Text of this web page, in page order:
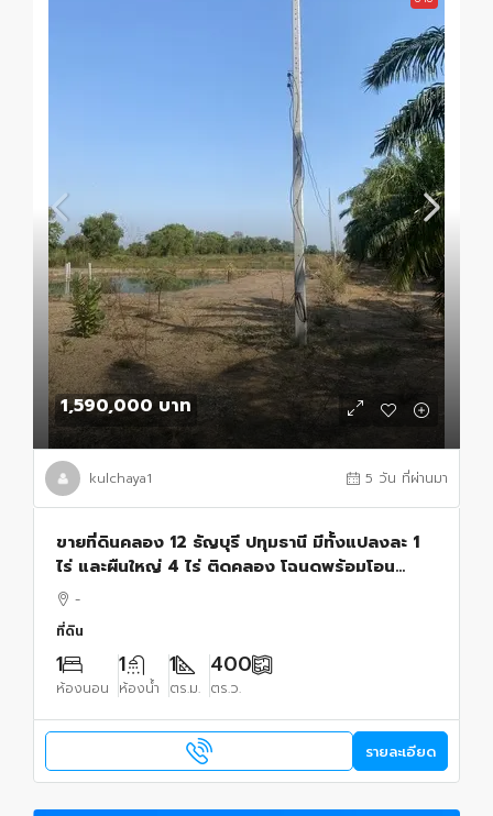
1,590,000 บาท
kulchaya1 5 วัน ที่ผ่านมา
ขายที่ดินคลอง 12 ธัญบุรี ปทุมธานี มีทั้งแปลงละ 1
ไร่ และผืนใหญ่ 4 ไร่ ติดคลอง โฉนดพร้อมโอน
เหมาะลงทุนและพัฒนาโครงการ
-
ที่ดิน
1
ห้องนอน
1
ห้องน้ำ
1
ตร.ม.
400
ตร.ว.
รายละเอียด